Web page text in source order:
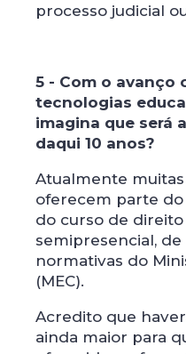
processo judicial
5 - Com o avanço
tecnologias
imagina que será
daqui 10 anos?
Atualmente
oferecem parte
do curso de
semipresencial,
normativas do
(MEC).
Acredito que
ainda maior para